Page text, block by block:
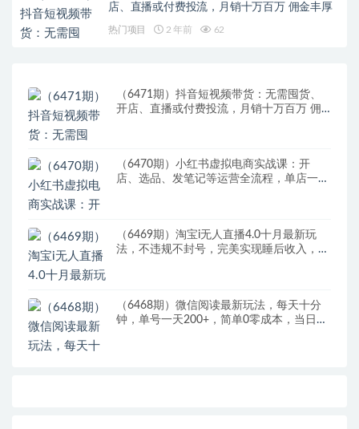
店、直播或付费投流，月销十万百万 佣金丰厚
热门项目 2 年前 62
（6471期）抖音短视频带货：无需囤货、
开店、直播或付费投流，月销十万百万 佣
（6470期）小红书虚拟电商实战课：开
店、选品、发笔记等运营全流程，单店一天
（6469期）淘宝i无人直播4.0十月最新玩
法，不违规不封号，完美实现睡后收入，日
（6468期）微信阅读最新玩法，每天十分
钟，单号一天200+，简单0零成本，当日提